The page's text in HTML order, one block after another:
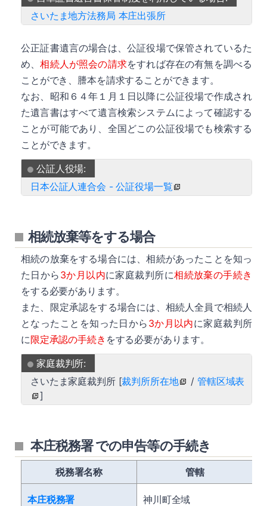
さいたま地方法務局 本庄出張所
公正証書遺言の場合は、公証役場で保管されているた
め、相続人が照会の請求をすれば存在の有無を調べる
ことができ、謄本を請求することができます。
なお、昭和６４年１月１日以降に公証役場で作成され
た遺言書はすべて遺言検索システムによって確認する
ことが可能であり、全国どこの公証役場でも検索する
ことができます。
公証人役場:
日本公証人連合会 - 公証役場一覧
相続放棄等をする場合
相続の放棄をする場合には、相続があったことを知っ
た日から 3か月以内に家庭裁判所に相続放棄の手続き
をする必要があります。
また、限定承認をする場合には、相続人全員で相続人
となったことを知った日から 3か月以内に家庭裁判所
に限定承認の手続き をする必要があります。
家庭裁判所:
さいたま家庭裁判所 [裁判所所在地 /管轄区域表
]
本庄税務署 での申告等の手続き
税務署名称 管轄
本庄税務署 神川町全域